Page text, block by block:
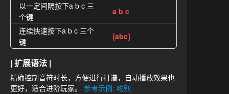
以一定间隔按下a b c 三
个键
a b c
连续快速按下a b c 三个
键
{abc}
| 扩展语法 |
精确控制音符时长，方便进行打谱，自动播放效果也
更好，适合进阶玩家。参考示例: 吻别